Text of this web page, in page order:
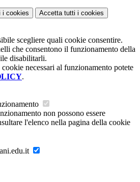
i cookies Accetta tutti i cookies
scegliere quali cookie consentire.
che consentono il funzionamento della
disabilitarli.
necessari al funzionamento potete
.
non possono essere
l'elenco nella pagina della cookie